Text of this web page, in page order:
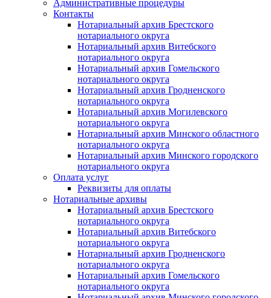
Административные процедуры
Контакты
Нотариальный архив Брестского
нотариального округа
Нотариальный архив Витебского
нотариального округа
Нотариальный архив Гомельского
нотариального округа
Нотариальный архив Гродненского
нотариального округа
Нотариальный архив Могилевского
нотариального округа
Нотариальный архив Минского областного
нотариального округа
Нотариальный архив Минского городского
нотариального округа
Оплата услуг
Реквизиты для оплаты
Нотариальные архивы
Нотариальный архив Брестского
нотариального округа
Нотариальный архив Витебского
нотариального округа
Нотариальный архив Гродненского
нотариального округа
Нотариальный архив Гомельского
нотариального округа